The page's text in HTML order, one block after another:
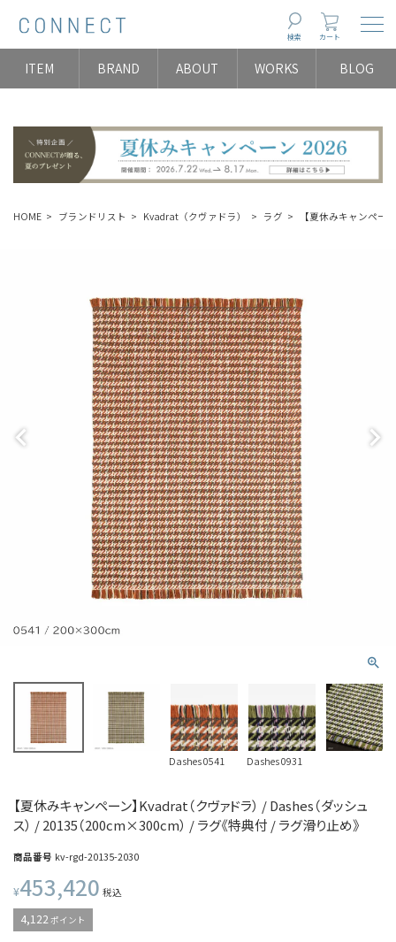
検索 カート
ITEM BRAND ABOUT WORKS BLOG
HOME ブランドリスト Kvadrat（クヴァドラ） ラグ 【夏休みキャンペ
【夏休みキャンペーン】Kvadrat（クヴァドラ） / Dashes（ダッシュ
ス） / 20135（200cm×300cm） / ラグ《特典付 / ラグ滑り止め》
Dashes 0541 Dashes 0931
商品番号 kv-rgd-20135-2030
¥453,420 税込
4,122ポイント